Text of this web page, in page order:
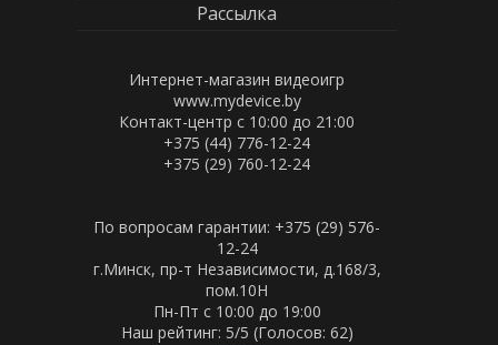
Рассылка
Интернет-магазин видеоигр
www.mydevice.by
Контакт-центр с 10:00 до 21:00
+375 (44) 776-12-24
+375 (29) 760-12-24
По вопросам гарантии: +375 (29) 576-
12-24
г.Минск, пр-т Независимости, д.168/3,
пом.10Н
Пн-Пт c 10:00 до 19:00
Наш рейтинг: 5/5 (Голосов: 62)